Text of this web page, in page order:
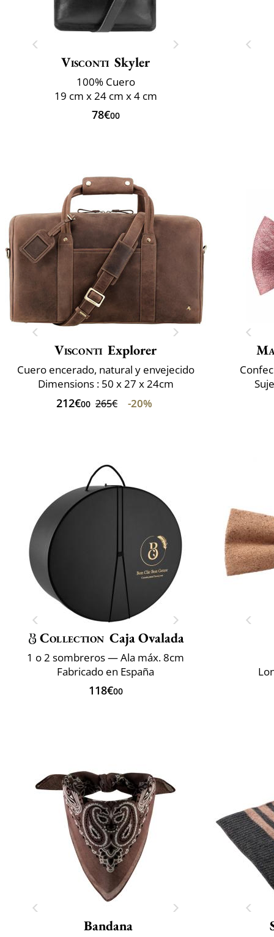
Visconti Skyler
100% Cuero
19 cm x 24 cm x 4 cm
78€00
Visconti Explorer
Cuero encerado, natural y envejecido
Dimensions : 50 x 27 x 24cm
212€00 265€ -20%
Collection Caja Ovalada
1 o 2 sombreros — Ala máx. 8cm
Fabricado en España
118€00
Bandana